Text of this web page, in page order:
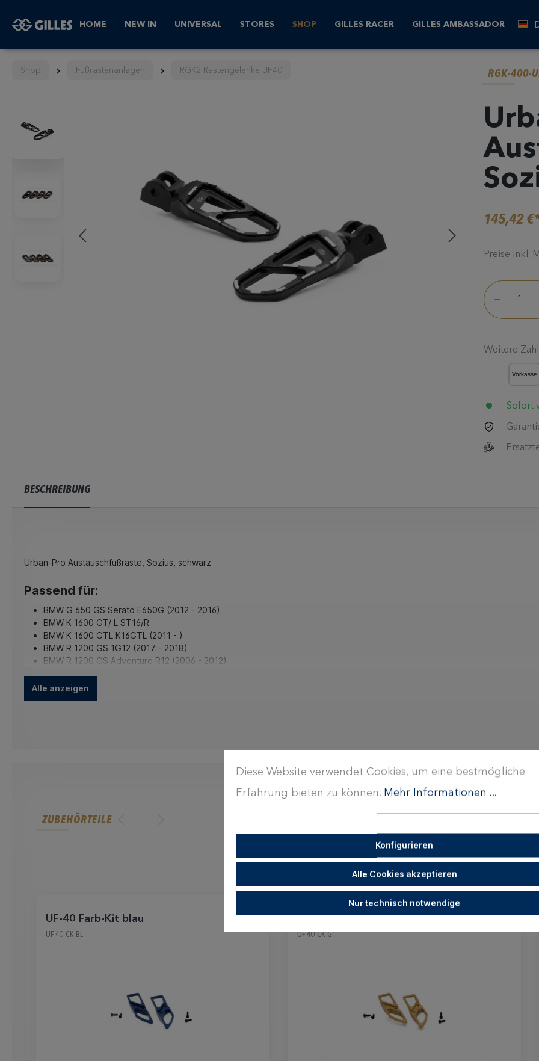
HOME NEW IN UNIVERSAL STORES SHOP GILLES RACER GILLES AMBASSADOR
Shop Fußrastenanlagen RGK2 Rastengelenke UF40 RGK-400-
145,42
Preise inkl.
Weitere
Sofort
BESCHREIBUNG
Urban-Pro Austauschfußraste, Sozius, schwarz
Passend für:
BMW G 650 GS Serato E650G (2012 - 2016)
BMW K 1600 GT/ L ST16/R
BMW K 1600 GTL K16GTL (2011 - )
BMW R 1200 GS 1G12 (2017 - 2018)
BMW R 1200 GS Adventure R12 (2006 - 2012)
Alle anzeigen
ZUBEHÖRTEILE
UF-40 Farb-Kit blau
UF-40-CK-BL
UF-40 Farb-Kit gold
UF-40-CK-G
Diese Website verwendet Cookies, um eine bestmögliche
Erfahrung bieten zu können. Mehr Informationen ...
Konfigurieren
Alle Cookies akzeptieren
Nur technisch notwendige